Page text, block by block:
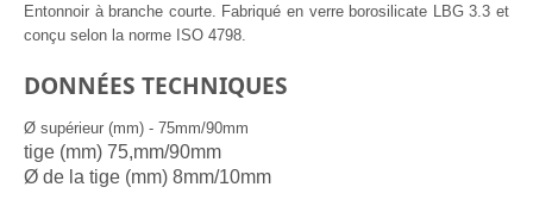
Entonnoir à branche courte. Fabriqué en verre borosilicate LBG 3.3 et
conçu selon la norme ISO 4798.
DONNÉES TECHNIQUES
Ø supérieur (mm) - 75mm/90mm
tige (mm) 75,mm/90mm
Ø de la tige (mm) 8mm/10mm